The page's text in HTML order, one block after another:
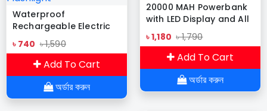
Waterproof
Rechargeable Electric
ARC Plasma Lighter with
Flashlight
৳ 740 ৳ 1,590
Add To Cart
অর্ডার করুন
20000 MAH Powerbank
with LED Display and All
in One Cable set
৳ 1,180 ৳ 1,790
Add To Cart
অর্ডার করুন